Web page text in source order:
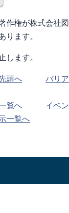
作権が株式会社図
ります。
します。
頭へ
バリア
覧へ
イベン
一覧へ